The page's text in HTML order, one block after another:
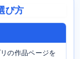
び方
の作品ページを